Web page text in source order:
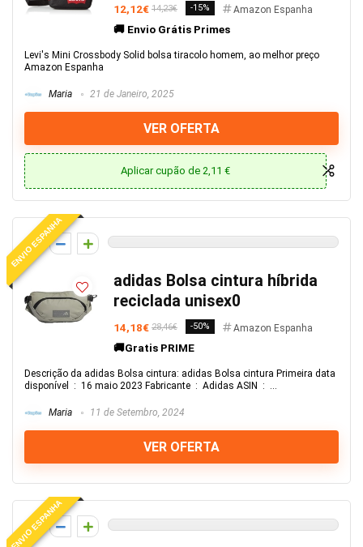
12,12€ 14,23€ -15% Amazon Espanha
🚚 Envio Grátis Primes
Levi's Mini Crossbody Solid bolsa tiracolo homem, ao melhor preço
Amazon Espanha
Maria 21 de Janeiro, 2025
VER OFERTA
Aplicar cupão de 2,11 €
ENVIO ESPANHA
0
adidas Bolsa cintura híbrida
reciclada unisex0
14,18€ 28,46€ -50% Amazon Espanha
🚚Gratis PRIME
Descrição da adidas Bolsa cintura: adidas Bolsa cintura Primeira data
disponível ‏ : ‎ 16 maio 2023 Fabricante ‏ : ‎ Adidas ASIN ‏ : ‎ ...
Maria 11 de Setembro, 2024
VER OFERTA
ENVIO ESPANHA
0